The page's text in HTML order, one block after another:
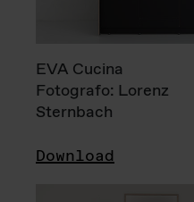
EVA Cucina
Fotografo: Lorenz
Sternbach
Download